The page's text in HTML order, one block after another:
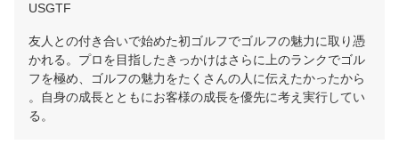
USGTF
友人との付き合いで始めた初ゴルフでゴルフの魅力に取り憑
かれる。プロを目指したきっかけはさらに上のランクでゴル
フを極め、ゴルフの魅力をたくさんの人に伝えたかったから
。自身の成長とともにお客様の成長を優先に考え実行してい
る。